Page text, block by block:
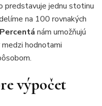
predstavuje jednu stotinu
na 100 rovnakých
Percentá nám umožňujú
hodnotami
výpočet